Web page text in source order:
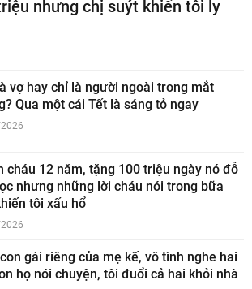
nhưng chị suýt khiến tôi ly
vợ hay chỉ là người ngoài trong mắt
Qua một cái Tết là sáng tỏ ngay
cháu 12 năm, tặng 100 triệu ngày nó đỗ
nhưng những lời cháu nói trong bữa
tôi xấu hổ
gái riêng của mẹ kế, vô tình nghe hai
họ nói chuyện, tôi đuổi cả hai khỏi nhà